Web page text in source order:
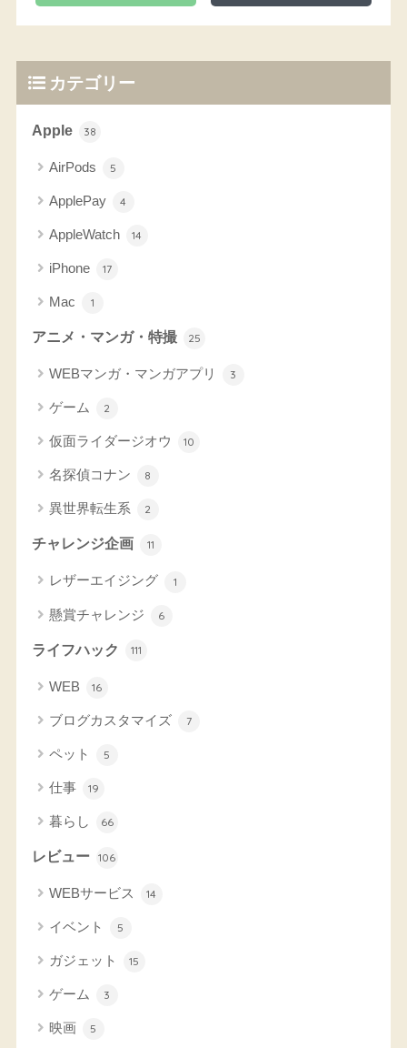
カテゴリー
Apple 38
AirPods 5
ApplePay 4
AppleWatch 14
iPhone 17
Mac 1
アニメ・マンガ・特撮 25
WEBマンガ・マンガアプリ 3
ゲーム 2
仮面ライダージオウ 10
名探偵コナン 8
異世界転生系 2
チャレンジ企画 11
レザーエイジング 1
懸賞チャレンジ 6
ライフハック 111
WEB 16
ブログカスタマイズ 7
ペット 5
仕事 19
暮らし 66
レビュー 106
WEBサービス 14
イベント 5
ガジェット 15
ゲーム 3
映画 5